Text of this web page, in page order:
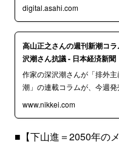
digital.asahi.com
高山正之さんの週刊新潮コ
沢潮さん抗議 - 日本経済新聞
作家の深沢潮さんが「排外
潮」の連載コラムが、今週
www.nikkei.com
■【下山進＝2050年の